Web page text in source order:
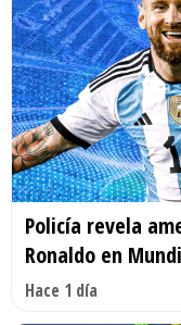
Policía revela
Ronaldo en
Hace 1 día